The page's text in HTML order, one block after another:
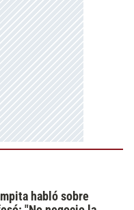
habló sobre